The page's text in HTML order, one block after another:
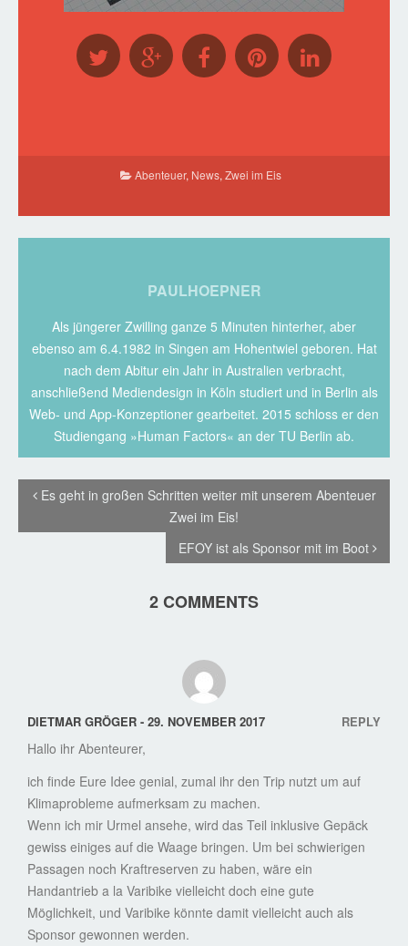
Abenteuer, News, Zwei im Eis
PAULHOEPNER
Als jüngerer Zwilling ganze 5 Minuten hinterher, aber
ebenso am 6.4.1982 in Singen am Hohentwiel geboren. Hat
nach dem Abitur ein Jahr in Australien verbracht,
anschließend Mediendesign in Köln studiert und in Berlin als
Web- und App-Konzeptioner gearbeitet. 2015 schloss er den
Studiengang »Human Factors« an der TU Berlin ab.
Es geht in großen Schritten weiter mit unserem Abenteuer
Zwei im Eis!
EFOY ist als Sponsor mit im Boot
2 COMMENTS
DIETMAR GRÖGER - 29. NOVEMBER 2017 REPLY
Hallo ihr Abenteurer,
ich finde Eure Idee genial, zumal ihr den Trip nutzt um auf
Klimaprobleme aufmerksam zu machen.
Wenn ich mir Urmel ansehe, wird das Teil inklusive Gepäck
gewiss einiges auf die Waage bringen. Um bei schwierigen
Passagen noch Kraftreserven zu haben, wäre ein
Handantrieb a la Varibike vielleicht doch eine gute
Möglichkeit, und Varibike könnte damit vielleicht auch als
Sponsor gewonnen werden.